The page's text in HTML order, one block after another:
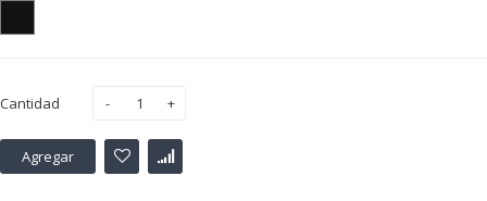
Cantidad
Agregar